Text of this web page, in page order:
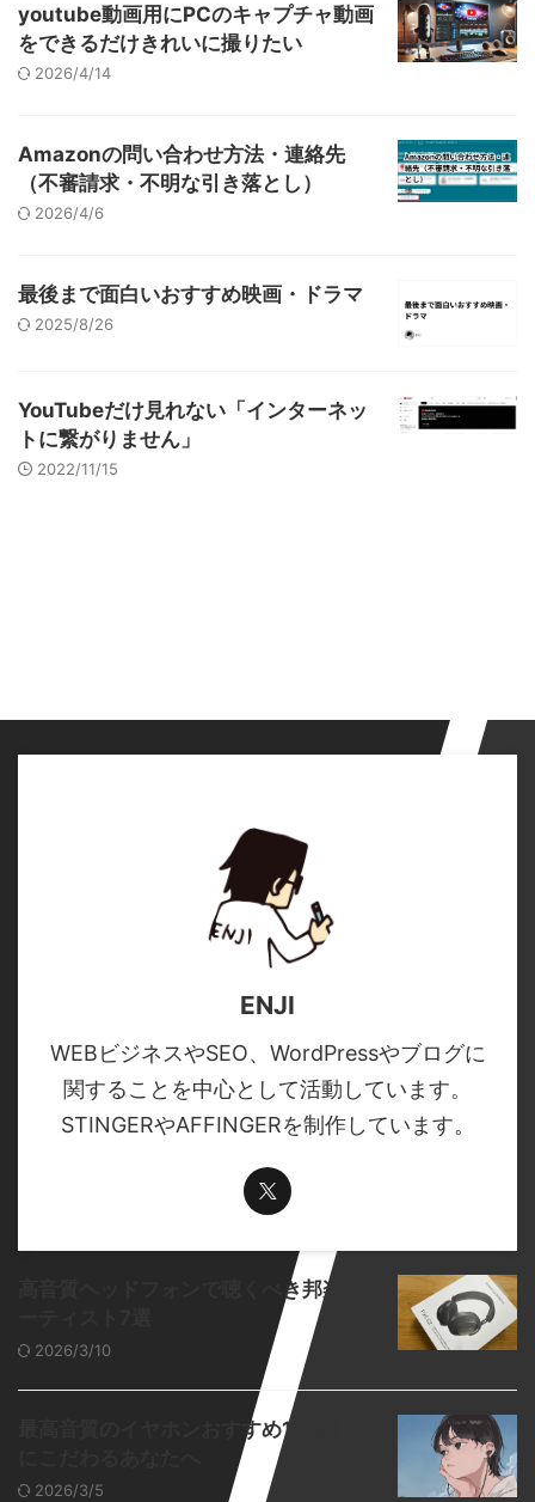
youtube動画用にPCのキャプチャ動画
をできるだけきれいに撮りたい
2026/4/14
Amazonの問い合わせ方法・連絡先
（不審請求・不明な引き落とし）
2026/4/6
最後まで面白いおすすめ映画・ドラマ
2025/8/26
YouTubeだけ見れない「インターネッ
トに繋がりません」
2022/11/15
ENJI
WEBビジネスやSEO、WordPressやブログに
関することを中心として活動しています。
STINGERやAFFINGERを制作しています。
高音質ヘッドフォンで聴くべき邦楽ア
2026/3/10
最高音質のイヤホンおすすめ10選｜音
2026/3/5